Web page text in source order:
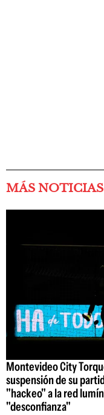
MÁS
Montevideo City
suspensión de su
"hackeo" a la red
"desconfianza"